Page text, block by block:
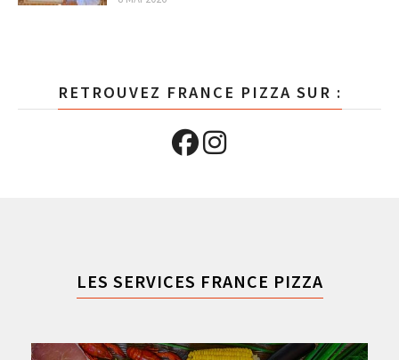
RETROUVEZ FRANCE PIZZA SUR :
LES SERVICES FRANCE PIZZA